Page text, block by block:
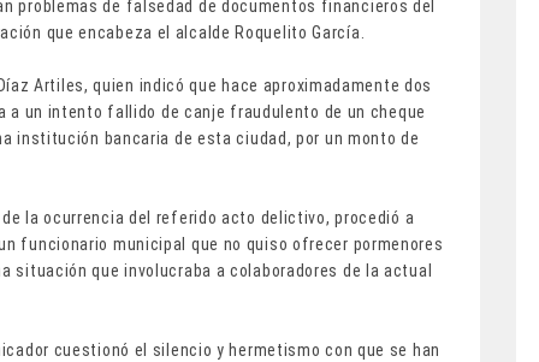
problemas de falsedad de documentos financieros del
que encabeza el alcalde Roquelito García.
Artiles, quien indicó que hace aproximadamente dos
un intento fallido de canje fraudulento de un cheque
institución bancaria de esta ciudad, por un monto de
la ocurrencia del referido acto delictivo, procedió a
funcionario municipal que no quiso ofrecer pormenores
situación que involucraba a colaboradores de la actual
cuestionó el silencio y hermetismo con que se han